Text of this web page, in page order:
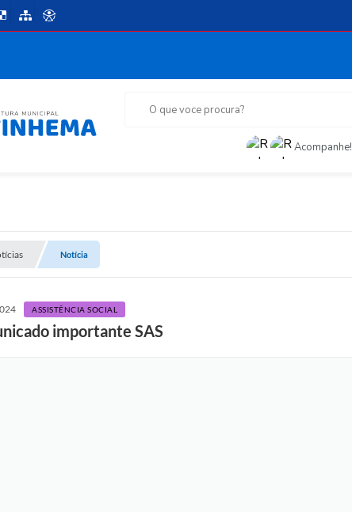
O que voce procura?
Acompanhe!
Notícia
ASSISTÊNCIA SOCIAL
importante SAS